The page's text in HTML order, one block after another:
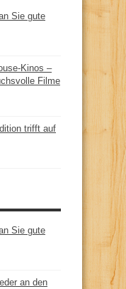
Sie gute
Kinos –
Filme
trifft auf
Sie gute
an den